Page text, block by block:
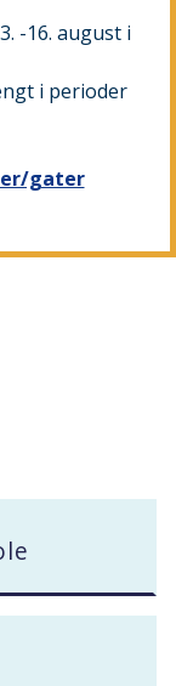
-16. august i
i perioder
gater